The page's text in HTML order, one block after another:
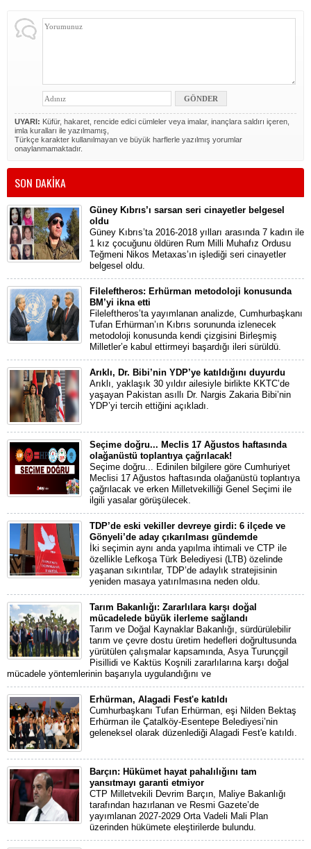
UYARI: Küfür, hakaret, rencide edici cümleler veya imalar, inançlara saldırı içeren,
imla kuralları ile yazılmamış,
Türkçe karakter kullanılmayan ve büyük harflerle yazılmış yorumlar
onaylanmamaktadır.
SON DAKİKA
Güney Kıbrıs’ı sarsan seri cinayetler belgesel
oldu
Güney Kıbrıs’ta 2016-2018 yılları arasında 7 kadın ile
1 kız çocuğunu öldüren Rum Milli Muhafız Ordusu
Teğmeni Nikos Metaxas’ın işlediği seri cinayetler
belgesel oldu.
Fileleftheros: Erhürman metodoloji konusunda
BM’yi ikna etti
Fileleftheros’ta yayımlanan analizde, Cumhurbaşkanı
Tufan Erhürman’ın Kıbrıs sorununda izlenecek
metodoloji konusunda kendi çizgisini Birleşmiş
Milletler’e kabul ettirmeyi başardığı ileri sürüldü.
Arıklı, Dr. Bibi’nin YDP’ye katıldığını duyurdu
Arıklı, yaklaşık 30 yıldır ailesiyle birlikte KKTC’de
yaşayan Pakistan asıllı Dr. Nargis Zakaria Bibi’nin
YDP’yi tercih ettiğini açıkladı.
Seçime doğru... Meclis 17 Ağustos haftasında
olağanüstü toplantıya çağrılacak!
Seçime doğru... Edinilen bilgilere göre Cumhuriyet
Meclisi 17 Ağustos haftasında olağanüstü toplantıya
çağrılacak ve erken Milletvekilliği Genel Seçimi ile
ilgili yasalar görüşülecek.
TDP’de eski vekiller devreye girdi: 6 ilçede ve
Gönyeli’de aday çıkarılması gündemde
İki seçimin aynı anda yapılma ihtimali ve CTP ile
özellikle Lefkoşa Türk Belediyesi (LTB) özelinde
yaşanan sıkıntılar, TDP’de adaylık stratejisinin
yeniden masaya yatırılmasına neden oldu.
Tarım Bakanlığı: Zararlılara karşı doğal
mücadelede büyük ilerleme sağlandı
Tarım ve Doğal Kaynaklar Bakanlığı, sürdürülebilir
tarım ve çevre dostu üretim hedefleri doğrultusunda
yürütülen çalışmalar kapsamında, Asya Turunçgil
Pisillidi ve Kaktüs Koşnili zararlılarına karşı doğal
mücadele yöntemlerinin başarıyla uygulandığını ve
Erhürman, Alagadi Fest'e katıldı
Cumhurbaşkanı Tufan Erhürman, eşi Nilden Bektaş
Erhürman ile Çatalköy-Esentepe Belediyesi’nin
geleneksel olarak düzenlediği Alagadi Fest'e katıldı.
Barçın: Hükümet hayat pahalılığını tam
yansıtmayı garanti etmiyor
CTP Milletvekili Devrim Barçın, Maliye Bakanlığı
tarafından hazırlanan ve Resmi Gazete’de
yayımlanan 2027-2029 Orta Vadeli Mali Plan
üzerinden hükümete eleştirilerde bulundu.